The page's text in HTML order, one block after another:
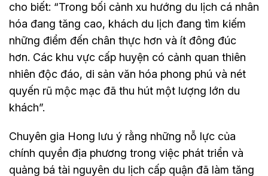
cho biết: “Trong bối cảnh xu hướng du lịch cá nhân
hóa đang tăng cao, khách du lịch đang tìm kiếm
những điểm đến chân thực hơn và ít đông đúc
hơn. Các khu vực cấp huyện có cảnh quan thiên
nhiên độc đáo, di sản văn hóa phong phú và nét
quyến rũ mộc mạc đã thu hút một lượng lớn du
khách”.
Chuyên gia Hong lưu ý rằng những nỗ lực của
chính quyền địa phương trong việc phát triển và
quảng bá tài nguyên du lịch cấp quận đã làm tăng